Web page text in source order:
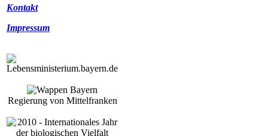
Kontakt
Impressum
Regierung von Mittelfranken